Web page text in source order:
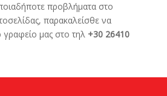
προβλήματα στο
παρακαλείσθε να
γραφείο μας στο τηλ +30 26410